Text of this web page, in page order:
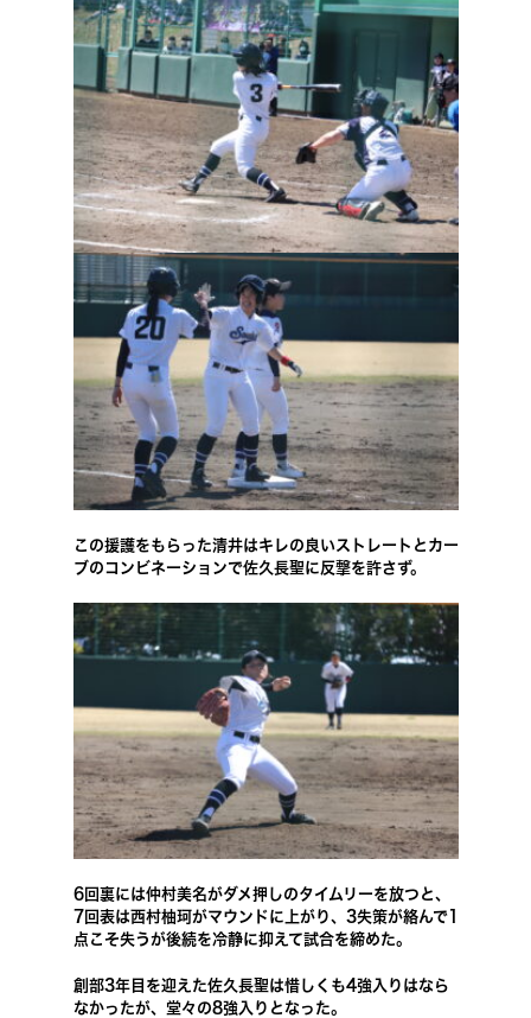
この援護をもらった清井はキレの良いストレートとカー
ブのコンビネーションで佐久長聖に反撃を許さず。
6回裏には仲村美名がダメ押しのタイムリーを放つと、
7回表は西村柚珂がマウンドに上がり、3失策が絡んで1
点こそ失うが後続を冷静に抑えて試合を締めた。
創部3年目を迎えた佐久長聖は惜しくも4強入りはなら
なかったが、堂々の8強入りとなった。